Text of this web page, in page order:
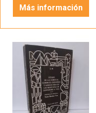
Más información